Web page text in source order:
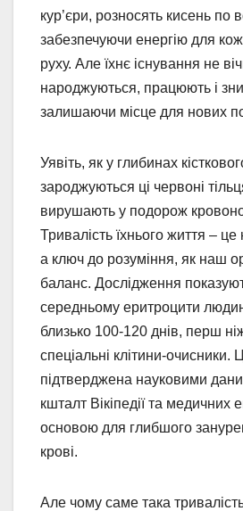
кур’єри, розносять кисень по
забезпечуючи енергію для
руху. Але їхнє існування не
народжуються, працюють і
залишаючи місце для нових
Уявіть, як у глибинах
зароджуються ці червоні
вирушають у подорож
Тривалість їхнього життя –
а ключ до розуміння, як наш
баланс. Дослідження
середньому еритроцити
близько 100-120 днів, перш
спеціальні клітини-очисники.
підтверджена науковими
кшталт Вікіпедії та медичних
основою для глибшого
крові.
Але чому саме така